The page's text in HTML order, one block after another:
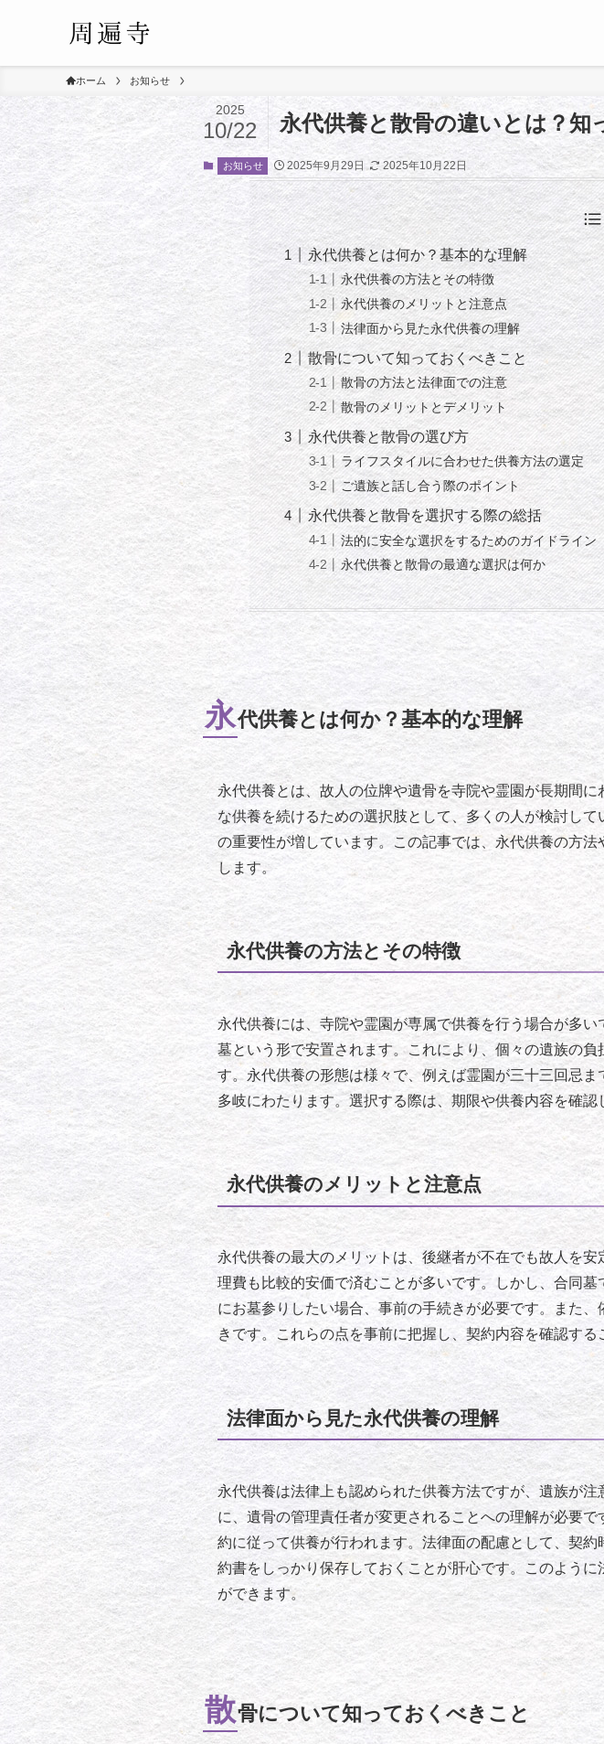
ホーム お知らせ
永代供養と散骨の違いとは？知
2025
10/22
お知らせ 2025年9月29日 2025年10月22日
永代供養とは何か？基本的な理解
永代供養の方法とその特徴
永代供養のメリットと注意点
法律面から見た永代供養の理解
散骨について知っておくべきこと
散骨の方法と法律面での注意
散骨のメリットとデメリット
永代供養と散骨の選び方
ライフスタイルに合わせた供養方法の選定
ご遺族と話し合う際のポイント
永代供養と散骨を選択する際の総括
法的に安全な選択をするためのガイドライン
永代供養と散骨の最適な選択は何か
永代供養とは何か？基本的な理解
永代供養とは、故人の位牌や遺骨を寺院や霊園が長期間
な供養を続けるための選択肢として、多くの人が検討し
の重要性が増しています。この記事では、永代供養の方
します。
永代供養の方法とその特徴
永代供養には、寺院や霊園が専属で供養を行う場合が多
墓という形で安置されます。これにより、個々の遺族の
す。永代供養の形態は様々で、例えば霊園が三十三回忌
多岐にわたります。選択する際は、期限や供養内容を確
永代供養のメリットと注意点
永代供養の最大のメリットは、後継者が不在でも故人を
理費も比較的安価で済むことが多いです。しかし、合同
にお墓参りしたい場合、事前の手続きが必要です。また
きです。これらの点を事前に把握し、契約内容を確認する
法律面から見た永代供養の理解
永代供養は法律上も認められた供養方法ですが、遺族が
に、遺骨の管理責任者が変更されることへの理解が必要
約に従って供養が行われます。法律面の配慮として、契
約書をしっかり保存しておくことが肝心です。このよう
ができます。
散骨について知っておくべきこと